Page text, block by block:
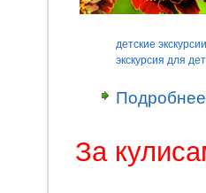
детские экскурсии
экскурсия для
Подробнее
За